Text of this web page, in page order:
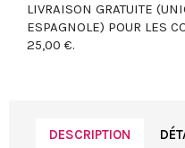
LIVRAISON GRATUITE
ESPAGNOLE) POUR LES
25,00 €.
DESCRIPTION